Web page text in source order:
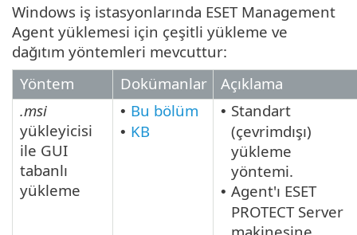
Windows iş istasyonlarında ESET Management
Agent yüklemesi için çeşitli yükleme ve
dağıtım yöntemleri mevcuttur:
Yöntem
Dokümanlar
Açıklama
.msi
yükleyicisi
ile GUI
tabanlı
yükleme
• Bu bölüm
• KB
• Standart
(çevrimdışı)
yükleme
yöntemi.
• Agent'ı ESET
PROTECT Server